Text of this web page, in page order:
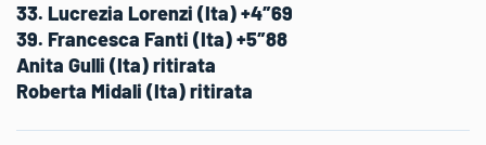
33. Lucrezia Lorenzi (Ita) +4″69
39. Francesca Fanti (Ita) +5″88
Anita Gulli (Ita) ritirata
Roberta Midali (Ita) ritirata